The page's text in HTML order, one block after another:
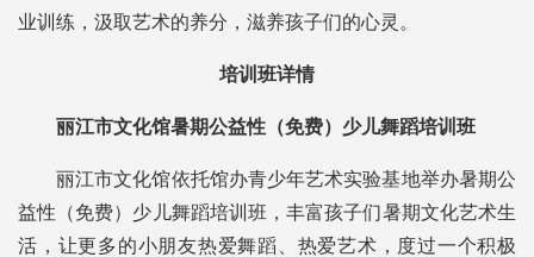
业训练，汲取艺术的养分，滋养孩子们的心灵。
培训班详情
丽江市文化馆暑期公益性（免费）少儿舞蹈培训班
丽江市文化馆依托馆办青少年艺术实验基地举办暑期公
益性（免费）少儿舞蹈培训班，丰富孩子们暑期文化艺术生
活，让更多的小朋友热爱舞蹈、热爱艺术，度过一个积极